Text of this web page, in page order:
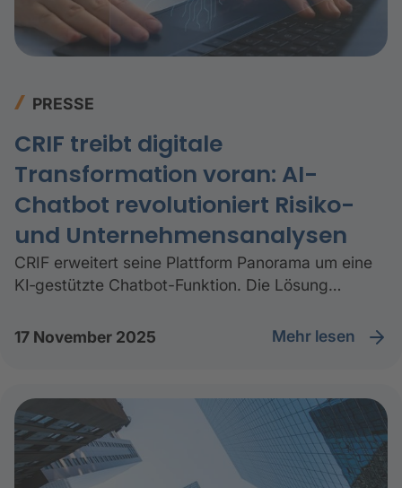
PRESSE
CRIF treibt digitale
Transformation voran: AI-
Chatbot revolutioniert Risiko-
und Unternehmensanalysen
CRIF erweitert seine Plattform Panorama um eine
KI‑gestützte Chatbot-Funktion. Die Lösung
optimiert Risikoanalysen in Echtzeit.
17 November 2025 Mehr lesen